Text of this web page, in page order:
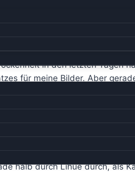
in den letzten Tagen
für meine Bilder. Aber
unsere Kleidung nicht
“Es werden statistisch
Welche Konsequenzen
zu durchleben. Also
halb durch Lihue durch, als